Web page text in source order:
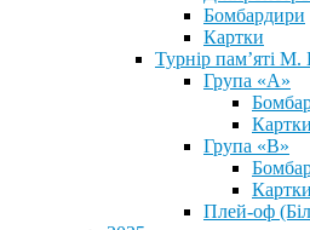
Бомбардири
Картки
Турнір пам’яті М.
Група «А»
Картки
Група «В»
Картки
Плей-оф